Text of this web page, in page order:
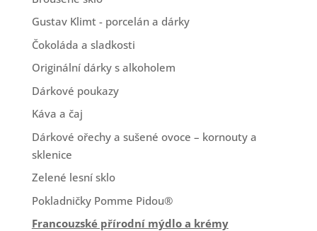
Gustav Klimt - porcelán a dárky
Čokoláda a sladkosti
Originální dárky s alkoholem
Dárkové poukazy
Káva a čaj
Dárkové ořechy a sušené ovoce – kornouty a
sklenice
Zelené lesní sklo
Pokladničky Pomme Pidou®
Francouzské přírodní mýdlo a krémy